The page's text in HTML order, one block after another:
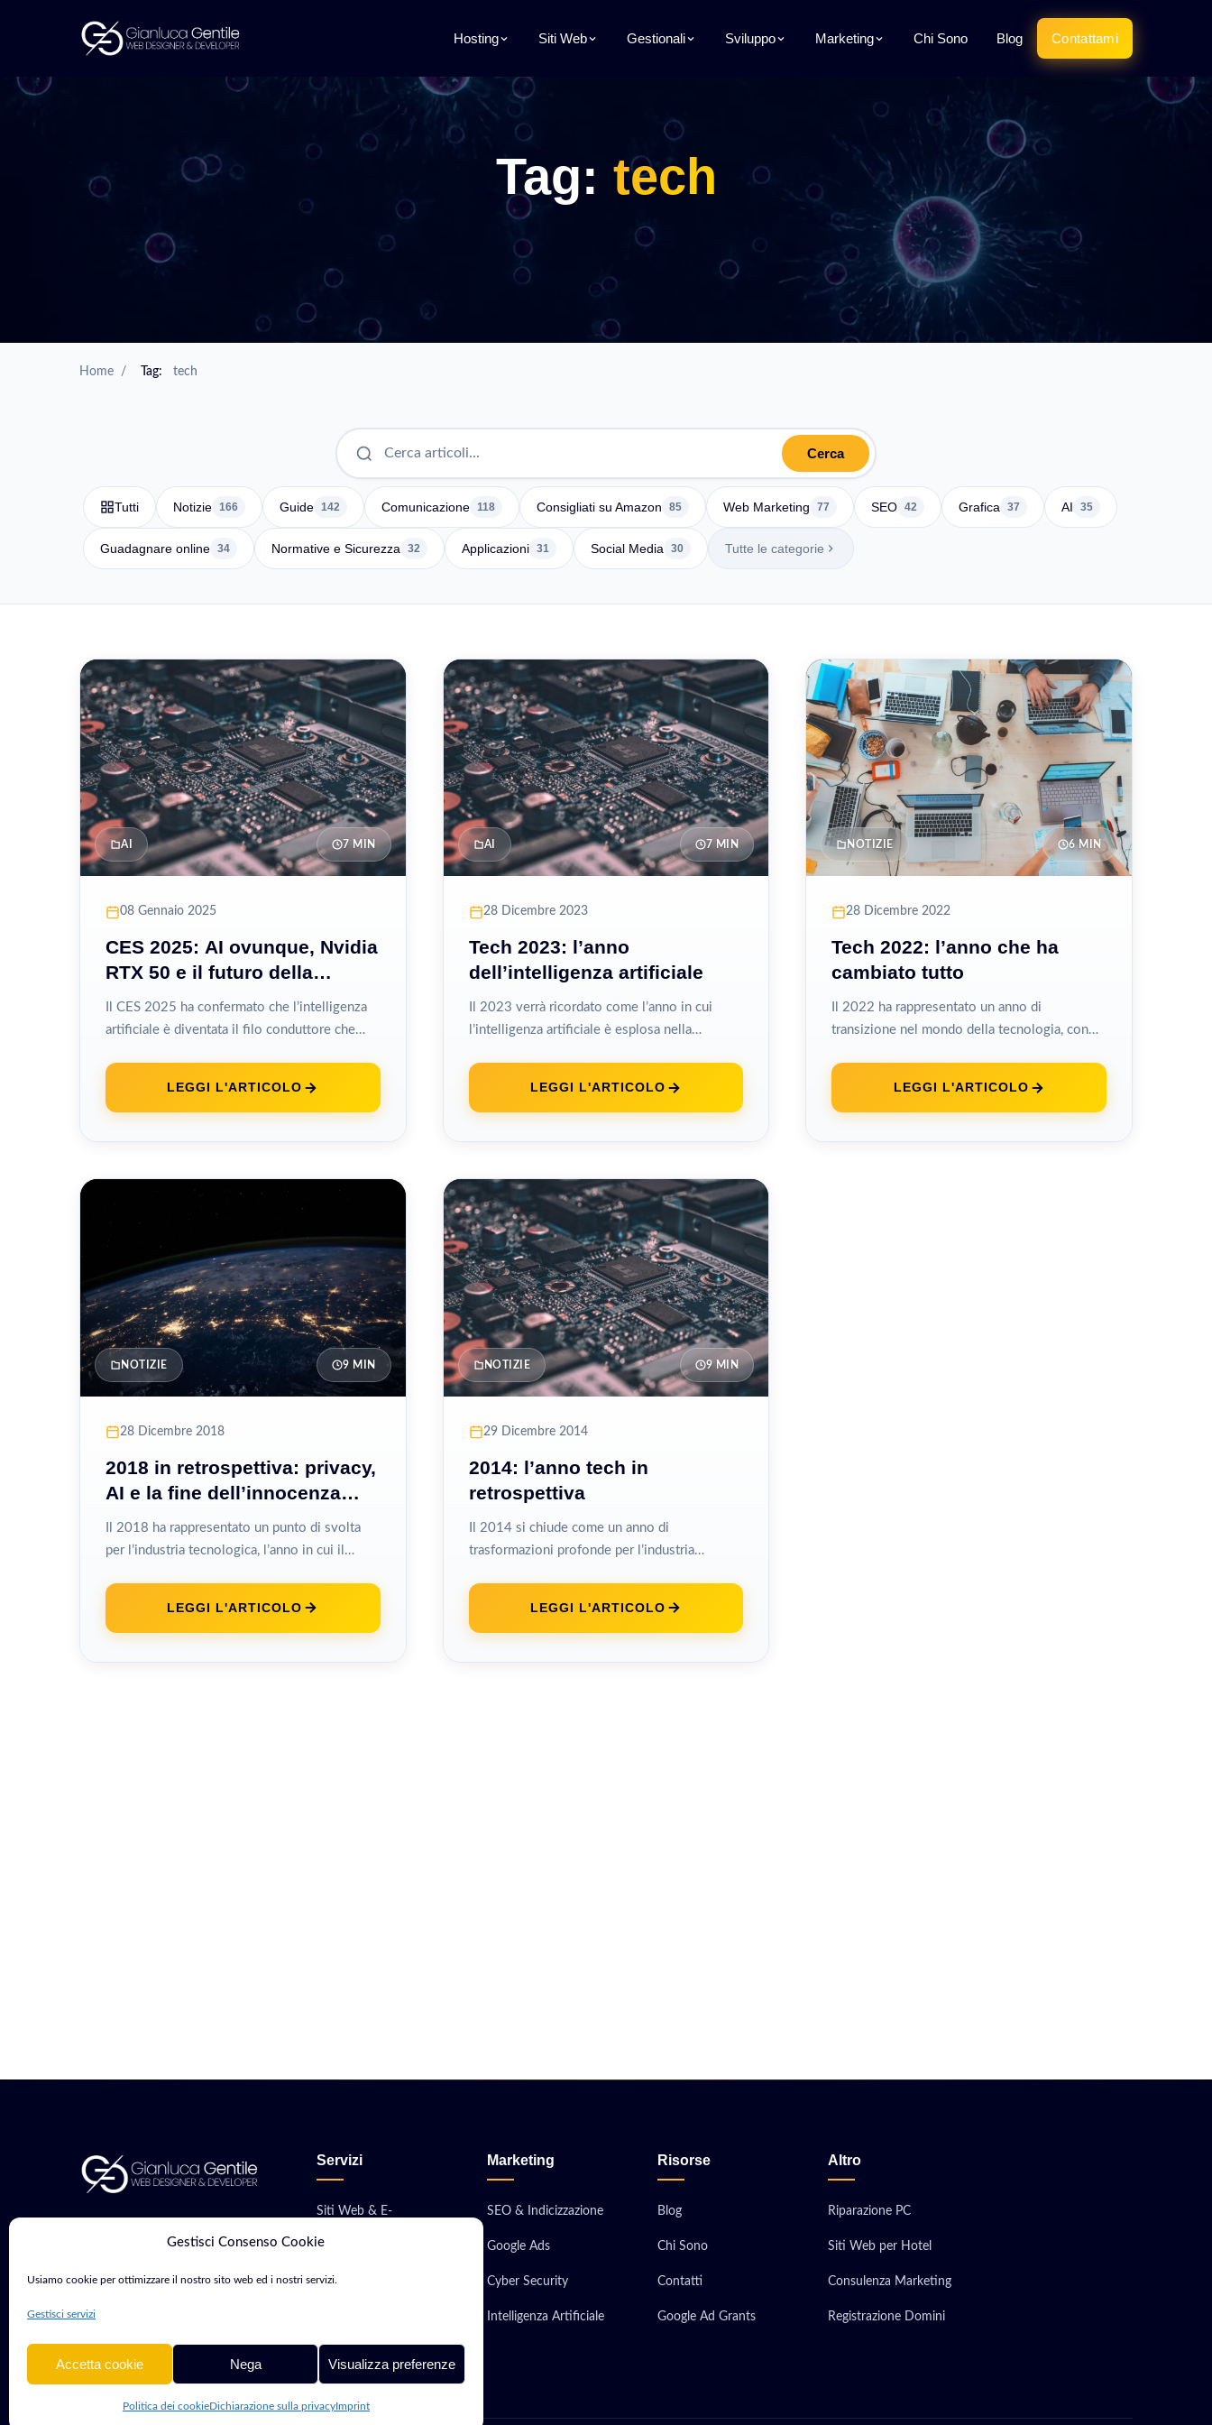
Gestisci Consenso Cookie
Usiamo cookie per ottimizzare il nostro sito web ed i nostri servizi.
Gestisci servizi
Accetta cookie Nega Visualizza preferenze
Politica dei cookieDichiarazione sulla privacyImprint
Hosting Siti Web Gestionali Sviluppo Marketing Chi Sono Blog Contattami
Tag: tech
Home / Tag: tech
Cerca
Tutti Notizie 166 Guide 142 Comunicazione 118 Consigliati su Amazon 85 Web Marketing 77 SEO 42 Grafica 37 AI 35
Guadagnare online 34 Normative e Sicurezza 32 Applicazioni 31 Social Media 30 Tutte le categorie
AI 7 MIN
08 Gennaio 2025
CES 2025: AI ovunque, Nvidia
RTX 50 e il futuro della
tecnologia
Il CES 2025 ha confermato che l’intelligenza
artificiale è diventata il filo conduttore che
tecnologico,...
LEGGI L'ARTICOLO
AI 7 MIN
28 Dicembre 2023
Tech 2023: l’anno
dell’intelligenza artificiale
Il 2023 verrà ricordato come l’anno in cui
l’intelligenza artificiale è esplosa nella
per specialisti...
LEGGI L'ARTICOLO
NOTIZIE 6 MIN
28 Dicembre 2022
Tech 2022: l’anno che ha
cambiato tutto
Il 2022 ha rappresentato un anno di
transizione nel mondo della tecnologia, con
LEGGI L'ARTICOLO
NOTIZIE 9 MIN
28 Dicembre 2018
2018 in retrospettiva: privacy,
AI e la fine dell’innocenza
tech
Il 2018 ha rappresentato un punto di svolta
per l’industria tecnologica, l’anno in cui il
LEGGI L'ARTICOLO
NOTIZIE 9 MIN
29 Dicembre 2014
2014: l’anno tech in
retrospettiva
Il 2014 si chiude come un anno di
trasformazioni profonde per l’industria
hanno riscritto i...
LEGGI L'ARTICOLO
Sviluppatore con oltre 15 anni di
mondo digitale.
Servizi
Siti Web & E-
Marketing
SEO & Indicizzazione
Google Ads
Cyber Security
Intelligenza Artificiale
Risorse
Blog
Chi Sono
Contatti
Google Ad Grants
Altro
Riparazione PC
Siti Web per Hotel
Consulenza Marketing
Registrazione Domini